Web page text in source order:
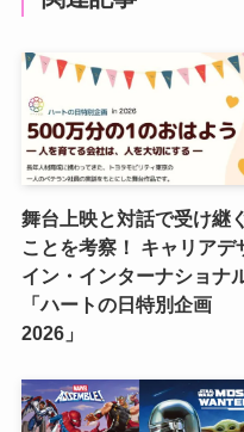
舞台上映と対話で受け継
ことを考察！ キャリアデ
イン・インターナショナ
「ハートの日特別企画
2026」